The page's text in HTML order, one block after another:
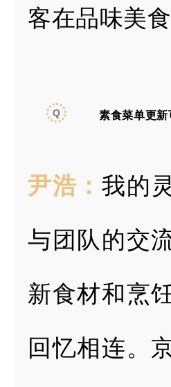
客在品味美
Q 素食菜单更
尹浩：我的
与团队的交
新食材和烹
回忆相连。